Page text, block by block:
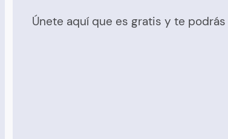
Únete aquí que es gratis y te